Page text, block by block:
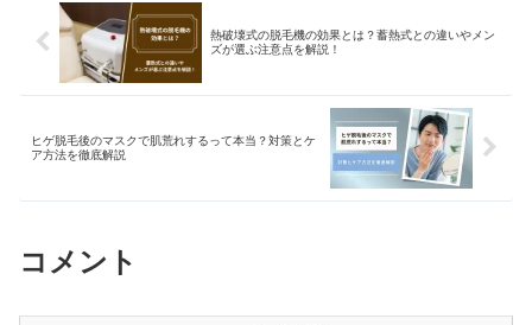
熱破壊式の脱毛機の効果とは？蓄熱式との違いやメン
ズが選ぶ注意点を解説！
ヒゲ脱毛後のマスクで肌荒れするって本当？対策とケ
ア方法を徹底解説
コメント